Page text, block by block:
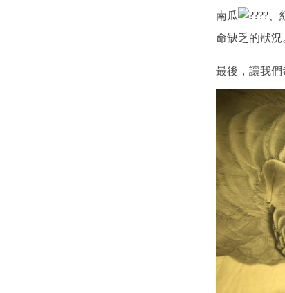
南瓜
命缺乏的狀況
最後，讓我們